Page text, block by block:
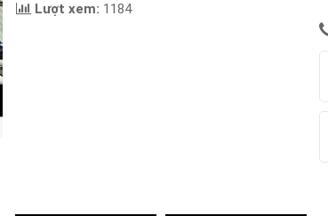
Lượt xem: 1184